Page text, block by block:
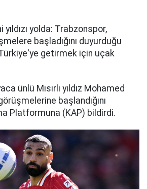
yolda: Trabzonspor,
başladığını duyurduğu
getirmek için uçak
ünlü Mısırlı yıldız Mohamed
başlandığını
Platformuna (KAP) bildirdi.